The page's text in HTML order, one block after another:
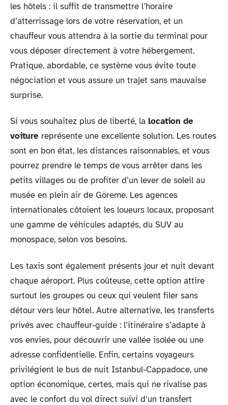
les hôtels : il suffit de transmettre l’horaire
d’atterrissage lors de votre réservation, et un
chauffeur vous attendra à la sortie du terminal pour
vous déposer directement à votre hébergement.
Pratique, abordable, ce système vous évite toute
négociation et vous assure un trajet sans mauvaise
surprise.
Si vous souhaitez plus de liberté, la location de
voiture représente une excellente solution. Les routes
sont en bon état, les distances raisonnables, et vous
pourrez prendre le temps de vous arrêter dans les
petits villages ou de profiter d’un lever de soleil au
musée en plein air de Göreme. Les agences
internationales côtoient les loueurs locaux, proposant
une gamme de véhicules adaptés, du SUV au
monospace, selon vos besoins.
Les taxis sont également présents jour et nuit devant
chaque aéroport. Plus coûteuse, cette option attire
surtout les groupes ou ceux qui veulent filer sans
détour vers leur hôtel. Autre alternative, les transferts
privés avec chauffeur-guide : l’itinéraire s’adapte à
vos envies, pour découvrir une vallée isolée ou une
adresse confidentielle. Enfin, certains voyageurs
privilégient le bus de nuit Istanbul-Cappadoce, une
option économique, certes, mais qui ne rivalise pas
avec le confort du vol direct suivi d’un transfert